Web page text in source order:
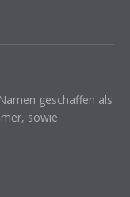
geschaffen als
sowie